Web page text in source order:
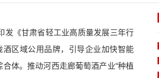
发《甘肃省轻工业高质量发展三年行
区域公用品牌，引导企业加快智能
体。推动河西走廊葡萄酒产业“种植